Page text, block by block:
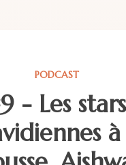
PODCAST
- Les stars